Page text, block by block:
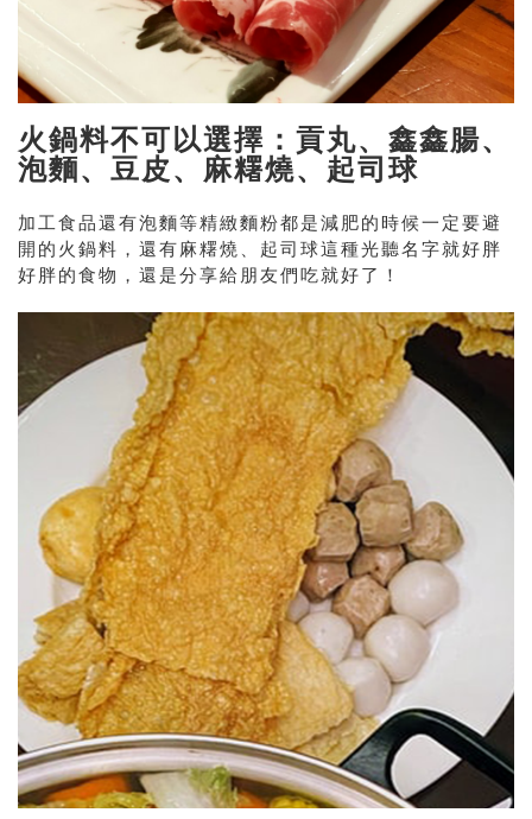
火鍋料不可以選擇：貢丸、鑫鑫腸、
泡麵、豆皮、麻糬燒、起司球
加工食品還有泡麵等精緻麵粉都是減肥的時候一定要避
開的火鍋料，還有麻糬燒、起司球這種光聽名字就好胖
好胖的食物，還是分享給朋友們吃就好了！